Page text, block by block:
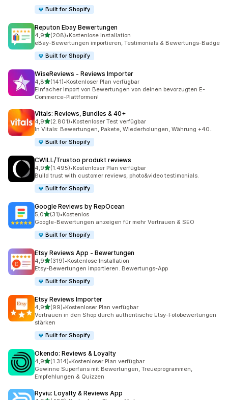
Built for Shopify
Reputon Ebay Bewertungen
4,9von 5 Sternen
(208)
208 Rezensionen insgesamt
•Kostenlose Installation
eBay-Bewertungen importieren, Testimonials & Bewertungs-Badge
Built for Shopify
WiseReviews ‑ Reviews Importer
4,8von 5 Sternen
(141)
141 Rezensionen insgesamt
•Kostenloser Plan verfügbar
Einfacher Import von Bewertungen von deinen bevorzugten E-
Commerce-Plattformen!
Vitals: Reviews, Bundles & 40+
4,9von 5 Sternen
(2.801)
2801 Rezensionen insgesamt
•Kostenloser Test verfügbar
In Vitals: Bewertungen, Pakete, Wiederholungen, Währung +40..
Built for Shopify
CWILL/Trustoo produkt reviews
4,9von 5 Sternen
(1.495)
1495 Rezensionen insgesamt
•Kostenloser Plan verfügbar
Build trust with customer reviews, photo&video testimonials.
Built for Shopify
Google Reviews by RepOcean
5,0von 5 Sternen
(31)
31 Rezensionen insgesamt
•Kostenlos
Google-Bewertungen anzeigen für mehr Vertrauen & SEO
Built for Shopify
Etsy Reviews App ‑ Bewertungen
4,9von 5 Sternen
(319)
319 Rezensionen insgesamt
•Kostenlose Installation
Etsy-Bewertungen importieren. Bewertungs-App
Built for Shopify
Etsy Reviews Importer
4,9von 5 Sternen
(99)
99 Rezensionen insgesamt
•Kostenloser Plan verfügbar
Vertrauen in den Shop durch authentische Etsy-Fotobewertungen
stärken
Built for Shopify
Okendo: Reviews & Loyalty
4,9von 5 Sternen
(1.314)
1314 Rezensionen insgesamt
•Kostenloser Plan verfügbar
Gewinne Superfans mit Bewertungen, Treueprogrammen,
Empfehlungen & Quizzen
Ryviu: Loyalty & Reviews App